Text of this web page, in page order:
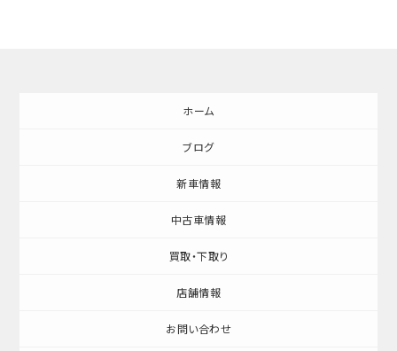
ホーム
ブログ
新車情報
中古車情報
買取・下取り
店舗情報
お問い合わせ